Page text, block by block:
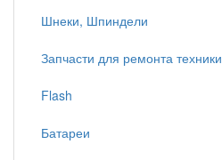
Шнеки, Шпиндели
Запчасти для ремонта техники
Flash
Батареи